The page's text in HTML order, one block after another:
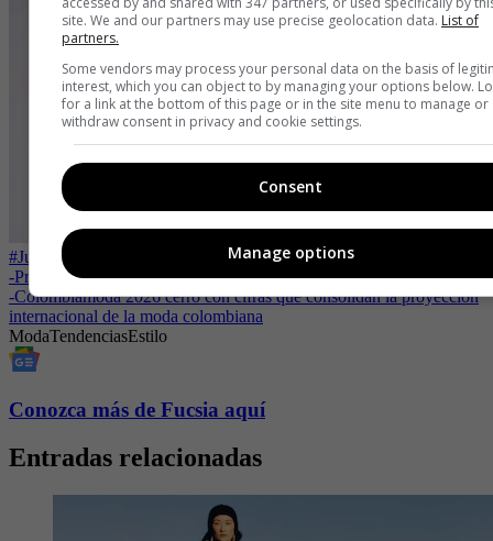
#JuevesDeTendencias: looks sencillos y atrevidos con denim
-Primavera desfiló entre estampados, flores retro y espíritu latino
-Colombiamoda 2026 cerró con cifras que consolidan la proyección
internacional de la moda colombiana
ModaTendenciasEstilo
Conozca más de Fucsia aquí
Entradas relacionadas
site. We and our partners may use precise geolocation data. List of
partners.
Some vendors may process your personal data on the basis of
interest, which you can object to by managing your options below.
for a link at the bottom of this page or in the site menu to manage or
withdraw consent in privacy and cookie settings.
Consent
Manage options